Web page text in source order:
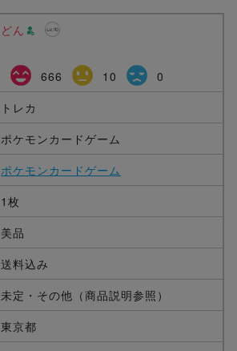
どん
666 10
0
トレカ
ポケモンカードゲーム
ポケモンカードゲーム
1枚
美品
送料込み
未定・その他（商品説明参照）
東京都